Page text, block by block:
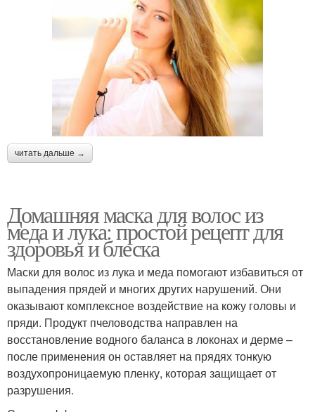
читать дальше →
Домашняя маска для волос из
меда и лука: простой рецепт для
здоровья и блеска
Маски для волос из лука и меда помогают избавиться от
выпадения прядей и многих других нарушений. Они
оказывают комплексное воздействие на кожу головы и
пряди. Продукт пчеловодства направлен на
восстановление водного баланса в локонах и дерме –
после применения он оставляет на прядях тонкую
воздухопроницаемую пленку, которая защищает от
разрушения.